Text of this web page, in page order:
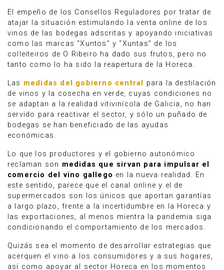
El empeño de los Consellos Reguladores por tratar de
atajar la situación estimulando la venta online de los
vinos de las bodegas adscritas y apoyando iniciativas
como las marcas “Xuntos” y “Xuntas” de los
colleiteiros de O Ribeiro ha dado sus frutos, pero no
tanto como lo ha sido la reapertura de la Horeca.
Las medidas del gobierno central
para la destilación
de vinos y la cosecha en verde, cuyas condiciones no
se adaptan a la realidad vitivinícola de Galicia, no han
servido para reactivar el sector, y sólo un puñado de
bodegas se han beneficiado de las ayudas
económicas.
Lo que los productores y el gobierno autonómico
reclaman son medidas que sirvan para impulsar el
comercio del vino gallego en la nueva realidad. En
este sentido, parece que el canal online y el de
supermercados son los únicos que aportan garantías
a largo plazo, frente a la incertidumbre en la Horeca y
las exportaciones, al menos mientra la pandemia siga
condicionando el comportamiento de los mercados.
Quizás sea el momento de desarrollar estrategias que
acerquen el vino a los consumidores y a sus hogares,
así como apoyar al sector Horeca en los momentos